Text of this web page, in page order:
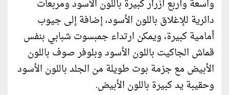
واسعة وأربع أزرار كبيرة باللون الأسود ومربعات
دائرية للإغلاق باللون الأسود، إضافة إلى جيوب
أمامية كبيرة، ويمكن ارتداء جمبسوت شبابي بنفس
قماش الجاكيت باللون الأسود وبلوفر صوف باللون
الأبيض مع جزمة بوت طويلة من الجلد باللون الأسود
وحقيبة يد كبيرة باللون الأبيض.